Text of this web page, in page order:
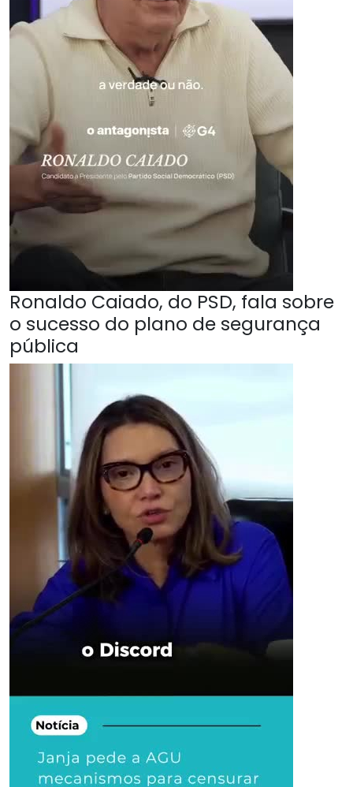
Ronaldo Caiado, do PSD, fala sobre
o sucesso do plano de segurança
pública